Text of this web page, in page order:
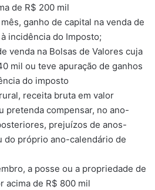
de R$ 200 mil
ganho de capital na venda de
incidência do Imposto;
venda na Bolsas de Valores cuja
mil ou teve apuração de ganhos
do imposto
receita bruta em valor
pretenda compensar, no ano-
prejuízos de anos-
do próprio ano-calendário de
a posse ou a propriedade de
acima de R$ 800 mil